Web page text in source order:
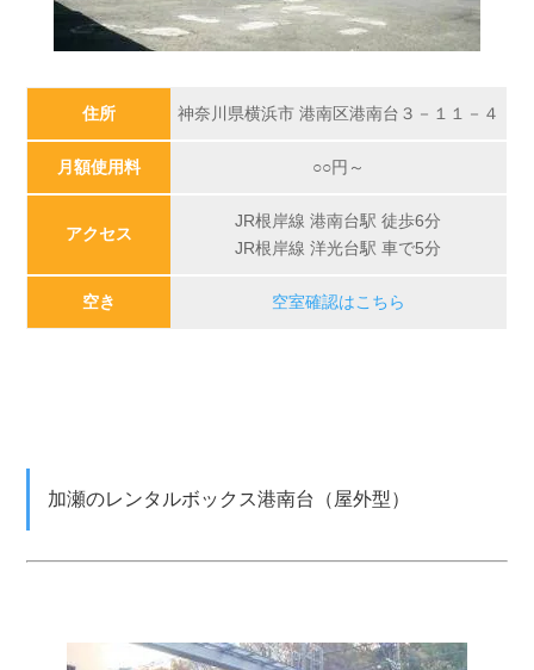
住所 神奈川県横浜市 港南区港南台３－１１－４
月額使用料 ○○円～
アクセス
JR根岸線 港南台駅 徒歩6分
JR根岸線 洋光台駅 車で5分
空き 空室確認はこちら
加瀬のレンタルボックス港南台（屋外型）